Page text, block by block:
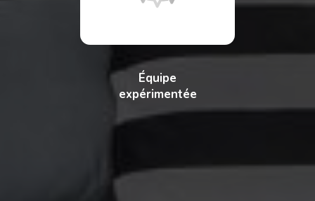
Équipe
expérimentée